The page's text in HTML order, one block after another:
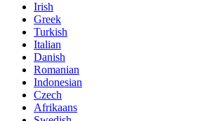
Irish
Greek
Turkish
Italian
Danish
Romanian
Indonesian
Czech
Afrikaans